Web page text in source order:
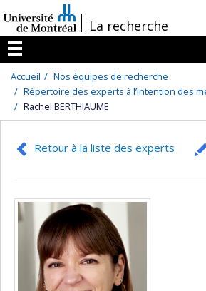
au
contenu
/La recherche
Menu
Accueil
Nos équipes de recherche
Répertoire des experts à l’intention des
Rachel BERTHIAUME
Retour à la liste des experts